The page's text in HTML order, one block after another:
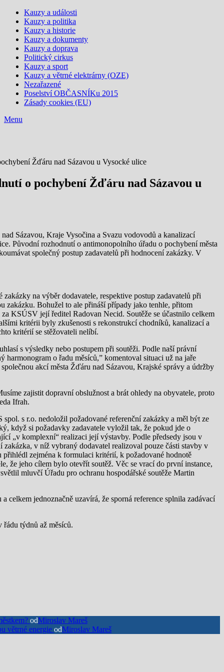
Kauzy a události
Kauzy a politika
Kauzy a historie
Kauzy a dokumenty
Kauzy a doprava
Politický cirkus
Kauzy a sport
Kauzy a větrné elektrárny (OZE)
Nezařazené
Poselství OBČASNÍKu 2015
Zásady cookies (EU)
Menu
Žďáru nad Sázavou u Vysocké ulice
o pochybení Žďáru nad Sázavou u
Sázavou, Kraje Vysočina a Svazu vodovodů a kanalizací
Původní rozhodnutí o antimonopolního úřadu o pochybení města
společný postup zadavatelů při hodnocení zakázky. V
na výběr dodavatele, respektive postup zadavatelů při
zakázku. Bohužel to ale přináší případy jako tenhle, přitom
KSÚSV její ředitel Radovan Necid. Soutěže se účastnilo celkem
kritérii byly zkušenosti s rekonstrukcí chodníků, kanalizací a
kritérií se stěžovateli nelíbí.
s výsledky nebo postupem při soutěži. Podle naší právní
o řadu měsíců,” komentoval situaci už na jaře
akcí města Žďáru nad Sázavou, Krajské správy a údržby
zajistit dopravní obslužnost a brát ohledy na obyvatele, proto
Ifrah.
s r.o. nedoložil požadované referenční zakázky a měl být ze
když si požadavky zadavatele vyložil tak, že pokud jde o
„v komplexní“ realizaci její výstavby. Podle předsedy jsou v
zakázka, v níž vybraný dodavatel realizoval pouze části stavby v
zejména k formulaci kritérií, k požadované hodnotě
že jeho cílem bylo otevřít soutěž. Věc se vrací do první instance,
mluvčí Úřadu pro ochranu hospodářské soutěže Martin
celkem jednoznačně uzavírá, že sporná reference splnila zadávací
týdnů až měsíců.
odMiroslav Mareš
větrné energie odMiroslav Mareš